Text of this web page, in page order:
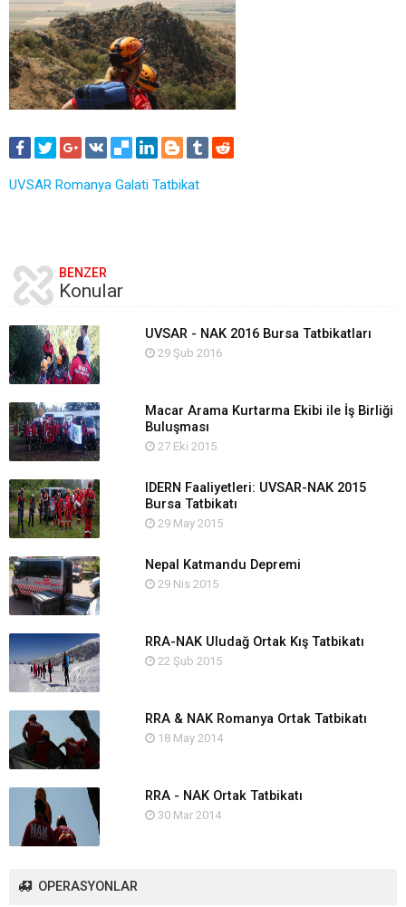
UVSAR Romanya Galati Tatbikat
BENZER
Konular
UVSAR - NAK 2016 Bursa Tatbikatları
29 Şub 2016
Macar Arama Kurtarma Ekibi ile İş Birliği
Buluşması
27 Eki 2015
IDERN Faaliyetleri: UVSAR-NAK 2015
Bursa Tatbikatı
29 May 2015
Nepal Katmandu Depremi
29 Nis 2015
RRA-NAK Uludağ Ortak Kış Tatbikatı
22 Şub 2015
RRA & NAK Romanya Ortak Tatbikatı
18 May 2014
RRA - NAK Ortak Tatbikatı
30 Mar 2014
OPERASYONLAR